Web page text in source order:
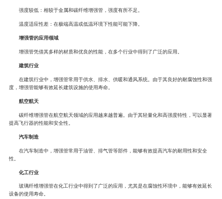
强度较低：相较于金属和碳纤维增强管，强度有所不足。
温度适应性差：在极端高温或低温环境下性能可能下降。
增强管的应用领域
增强管凭借其多样的材质和优良的性能，在多个行业中得到了广泛的应用。
建筑行业
在建筑行业中，增强管常用于供水、排水、供暖和通风系统。由于其良好的耐腐蚀性和强
度，增强管能够有效延长建筑设施的使用寿命。
航空航天
碳纤维增强管在航空航天领域的应用越来越普遍。由于其轻量化和高强度特性，可以显著
提高飞行器的性能和安全性。
汽车制造
在汽车制造中，增强管常用于油管、排气管等部件，能够有效提高汽车的耐用性和安全
性。
化工行业
玻璃纤维增强管在化工行业中得到了广泛的应用，尤其是在腐蚀性环境中，能够有效延长
设备的使用寿命。